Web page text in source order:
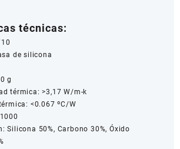
técnicas:
de silicona
g
térmica: >3,17 W/m-k
<0.067 ºC/W
Silicona 50%, Carbono 30%, Óxido